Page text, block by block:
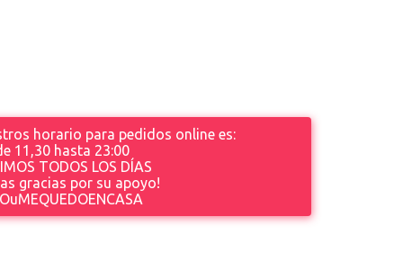
horario para pedidos online es:
11,30 hasta 23:00
TODOS LOS DÍAS
gracias por su apoyo!